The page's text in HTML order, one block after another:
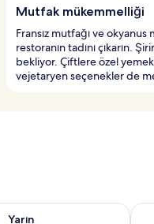
Mutfak mükemmelliği
Fransız mutfağı ve okyanus
restoranın tadını çıkarın.
bekliyor. Çiftlere özel
vejetaryen seçenekler de
Yarın
kontrol et Ağu 7 - Ağu 8
Bu